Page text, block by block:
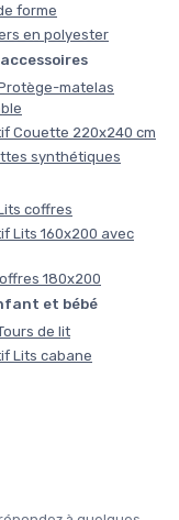
forme
en polyester
matelas
Couette 220x240 cm
synthétiques
coffres
Lits 160x200 avec
180x200
et bébé
de lit
Lits cabane